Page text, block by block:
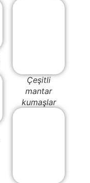
Çeşitli
mantar
kumaşlar